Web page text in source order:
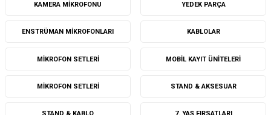
KAMERA MIKROFONU YEDEK PARÇA
ENSTRÜMAN MIKROFONLARI KABLOLAR
MIKROFON SETLERI MOBIL KAYIT ÜNITELERI
MIKROFON SETLERI STAND & AKSESUAR